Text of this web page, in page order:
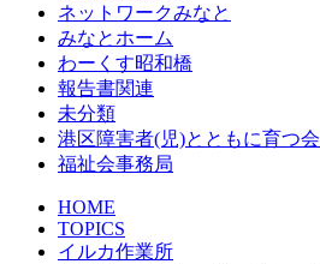
ネットワークみなと
みなとホーム
わーくす昭和橋
報告書関連
未分類
港区障害者(児)とともに育つ会
福祉会事務局
HOME
TOPICS
イルカ作業所